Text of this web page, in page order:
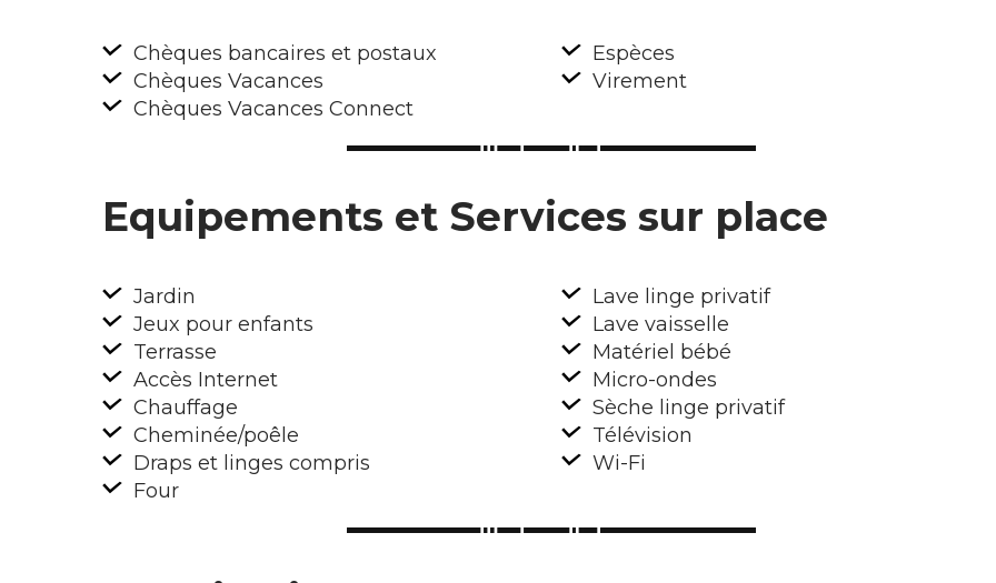
Chèques bancaires et postaux
Chèques Vacances
Chèques Vacances Connect
Espèces
Virement
Equipements et Services sur place
Jardin
Jeux pour enfants
Terrasse
Accès Internet
Chauffage
Cheminée/poêle
Draps et linges compris
Four
Lave linge privatif
Lave vaisselle
Matériel bébé
Micro-ondes
Sèche linge privatif
Télévision
Wi-Fi